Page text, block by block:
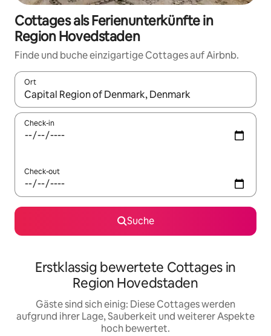
Cottages als Ferienunterkünfte in
Region Hovedstaden
Finde und buche einzigartige Cottages auf Airbnb.
Ort
Wenn Ergebnisse verfügbar sind, navigiere mit den
Check-in
Check-out
Suche
Erstklassig bewertete Cottages in
Region Hovedstaden
Gäste sind sich einig: Diese Cottages werden
aufgrund ihrer Lage, Sauberkeit und weiterer Aspekte
hoch bewertet.